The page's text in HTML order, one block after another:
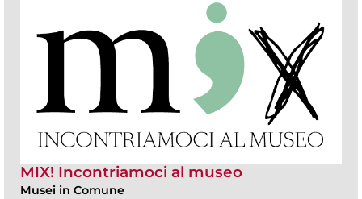
MIX! Incontriamoci al museo
Musei in Comune